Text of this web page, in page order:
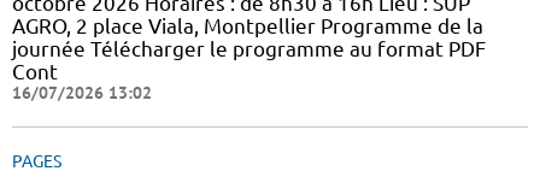
AGRO, 2 place Viala, Montpellier Programme de la
journée Télécharger le programme au format PDF
Cont
16/07/2026 13:02
PAGES